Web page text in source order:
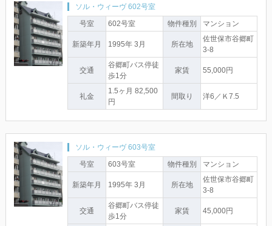
ソル・ウィーヴ 602号室
号室
602号室 物件種別 マンション
新築年月 1995年 3月 所在地
佐世保市谷郷町
3-8
交通
谷郷町バス停徒
歩1分
家賃 55,000円
礼金
1.5ヶ月 82,500
円
間取り 洋6／Ｋ7.5
ソル・ウィーヴ 603号室
号室
603号室 物件種別 マンション
新築年月 1995年 3月 所在地
佐世保市谷郷町
3-8
交通
谷郷町バス停徒
歩1分
家賃 45,000円